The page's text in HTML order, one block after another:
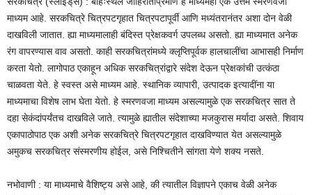
माध्यम आहे. सरकचित्रे चित्रपटगृहात चित्रपटापूर्वी आणि मध्यंतरानंतर अशा दोन वेळी
दाखविली जातात. ह्या माध्यमालाही बंदिस्त प्रेक्षकवर्ग उपलब्ध असतो. ह्या माध्यमात अनेक
रंग वापरण्यास वाव असतो. काही सरकचित्रांमध्ये क्लृप्तिपूर्वक हालचालींचा आभासही निर्माण
करता येतो. लागोपाठ एकाहून अधिक सरकचित्रांद्वारे संदेश देऊन प्रेक्षकांची उत्कंठा
चाळवता येते. हे स्वस्त असे माध्यम आहे. स्थानिक व्यापारी, उत्पादक इत्यादींना या
माध्यमाचा विशेष लाभ घेता येतो. हे स्मरणवजा माध्यम असल्यामुळे एक सरकचित्र सात ते
दहा सेकंदांपर्यंतच दाखविले जाते. त्यामुळे ह्यातील संदेशाच्या मजकुरास मर्यादा असते. शिवाय
एकापाठोपाठ एक अशी अनेक सरकचित्रे चित्रपटगृहात दाखविण्यात येत असल्यामुळे
अमुकच सरकचित्र संस्मरणीय होईल, असे निश्चितीने सांगता येणे शक्य नसते.
नभोवाणी : या माध्यमाचे वैशिष्ट्य असे आहे, की त्यातील विज्ञापने एकाच वेळी अनेक